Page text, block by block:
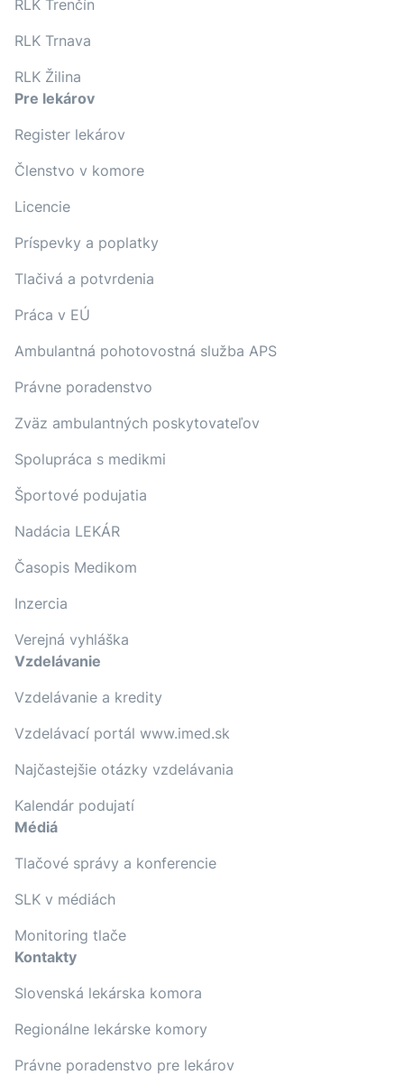
RLK Trenčín
RLK Trnava
RLK Žilina
Pre lekárov
Register lekárov
Členstvo v komore
Licencie
Príspevky a poplatky
Tlačivá a potvrdenia
Práca v EÚ
Ambulantná pohotovostná služba APS
Právne poradenstvo
Zväz ambulantných poskytovateľov
Spolupráca s medikmi
Športové podujatia
Nadácia LEKÁR
Časopis Medikom
Inzercia
Verejná vyhláška
Vzdelávanie
Vzdelávanie a kredity
Vzdelávací portál www.imed.sk
Najčastejšie otázky vzdelávania
Kalendár podujatí
Médiá
Tlačové správy a konferencie
SLK v médiách
Monitoring tlače
Kontakty
Slovenská lekárska komora
Regionálne lekárske komory
Právne poradenstvo pre lekárov